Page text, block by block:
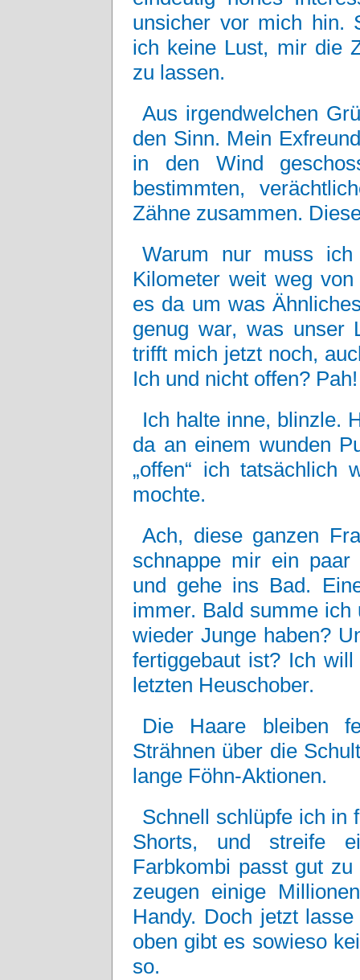
unsicher vor mich hin.
ich keine Lust, mir die
zu lassen.
Aus irgendwelchen
den Sinn. Mein
in den Wind
bestimmten,
Zähne zusammen.
Warum nur muss
Kilometer weit weg
es da um was
genug war, was unser
trifft mich jetzt noch,
Ich und nicht offen?
Ich halte inne, blinzle.
da an einem wunden
„offen“ ich tatsächlich
mochte.
Ach, diese ganzen
schnappe mir ein
und gehe ins Bad.
immer. Bald summe
wieder Junge haben?
fertiggebaut ist? Ich
letzten Heuschober.
Die Haare bleiben
Strähnen über die
lange Föhn-Aktionen.
Schnell schlüpfe ich in
Shorts, und streife
Farbkombi passt gut
zeugen einige
Handy. Doch jetzt
oben gibt es sowieso
so.